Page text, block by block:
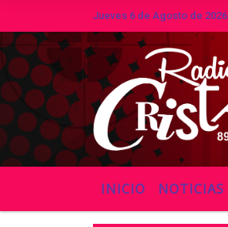
Jueves 6 de Agosto de 2026
INICIO NOTICIAS